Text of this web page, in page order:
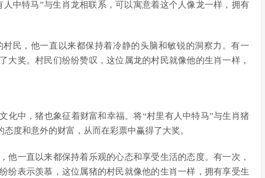
中特马”与生肖龙相联系，可以寓意着这个人像龙一样，拥有
民，他一直以来都保持着冷静的头脑和敏锐的洞察力。有一
大奖。村民们纷纷赞叹，这位属龙的村民就像他的生肖一样，
化中，猪也象征着财富和幸福。将“村里有人中特马”与生肖猪
度和意外的财富，从而在彩票中赢得了大奖。
他一直以来都保持着乐观的心态和享受生活的态度。有一次，
纷表示羡慕，这位属猪的村民就像他的生肖一样，拥有享受生